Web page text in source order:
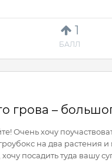
1
БАЛЛ
грова –
Очень хочу
на два растения и
посадить туда вашу